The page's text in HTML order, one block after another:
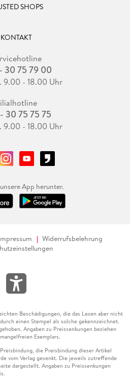
SHOPS
KONTAKT
30 75 79 00
9.00 - 18.00 Uhr
30 75 75 75
9.00 - 18.00 Uhr
App herunter.
Widerrufsbelehrung
Beschädigungen, die das Lesen aber nicht
einen Stempel als solche gekennzeichnet.
Angaben zu Preissenkungen beziehen
Exemplars.
die Preisbindung dieser Artikel
vom Verlag gesenkt. Die jeweils zutreffende
dargestellt. Angaben zu Preissenkungen